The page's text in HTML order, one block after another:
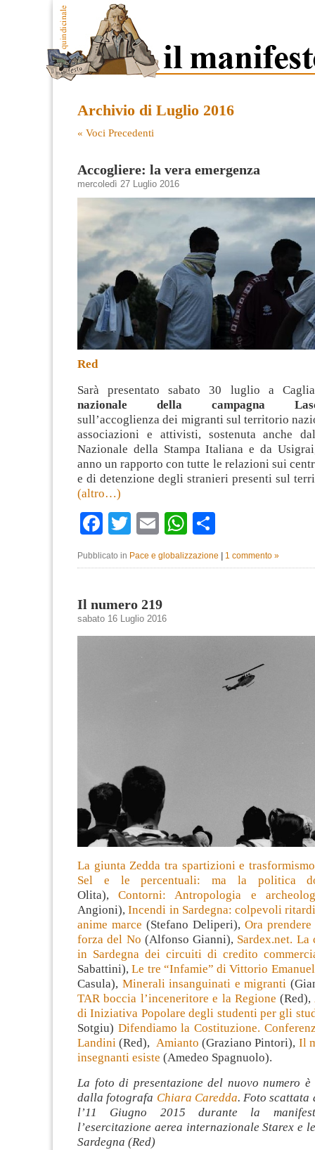
Archivio di Luglio 2016
« Voci Precedenti
Accogliere: la vera emergenza
mercoledì 27 Luglio 2016
Red
Sarà presentato sabato 30 luglio a
nazionale della campagna
sull’accoglienza dei migranti sul territorio
associazioni e attivisti, sostenuta anche
Nazionale della Stampa Italiana e da
anno un rapporto con tutte le relazioni sui
e di detenzione degli stranieri presenti sul
(altro…)
Facebook
TwitterEmailWhatsApp
Pubblicato in Pace e globalizzazione | 1 commento »
Il numero 219
sabato 16 Luglio 2016
La giunta Zedda tra spartizioni e
Sel e le percentuali: ma la politica
Olita),Contorni: Antropologia e
Angioni),Incendi in Sardegna: colpevoli
anime marce (Stefano Deliperi), Ora
forza del No (Alfonso Gianni), Sardex.net. La
in Sardegna dei circuiti di credito
Sabattini),Le tre “Infamie” di Vittorio
Casula), Minerali insanguinati e migranti
TAR boccia l’inceneritore e la Regione (Red),
di Iniziativa Popolare degli studenti per gli
Sotgiu) Difendiamo la Costituzione.
Landini (Red), Amianto (Graziano Pintori), Il
insegnanti esiste (Amedeo Spagnuolo).
La foto di presentazione del nuovo numero
dalla fotografa Chiara Caredda. Foto scattata
l’11 Giugno 2015 durante la
l’esercitazione aerea internazionale Starex e
Sardegna (Red)